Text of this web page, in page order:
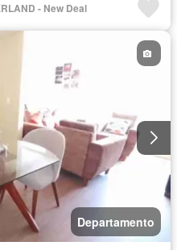
- New Deal
Departamento